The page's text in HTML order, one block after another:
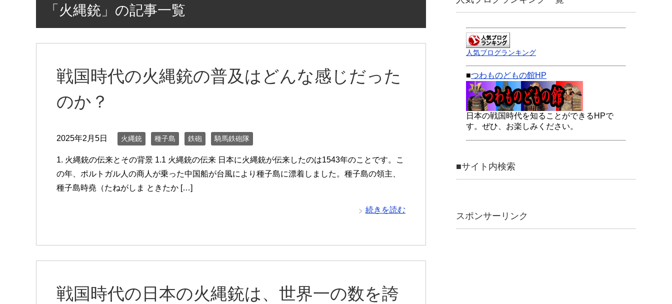
「火縄銃」の記事一覧
戦国時代の火縄銃の普及はどんな感じだった
のか？
2025年2月5日 火縄銃 種子島 鉄砲 騎馬鉄砲隊
1. 火縄銃の伝来とその背景 1.1 火縄銃の伝来 日本に火縄銃が伝来したのは1543年のことです。こ
の年、ポルトガル人の商人が乗った中国船が台風により種子島に漂着しました。種子島の領主、
種子島時堯（たねがしま ときたか […]
続きを読む
戦国時代の日本の火縄銃は、世界一の数を誇
人気ブログランキング
■つわものどもの館HP
日本の戦国時代を知ることができるHPで
す。ぜひ、お楽しみください。
■サイト内検索
スポンサーリンク